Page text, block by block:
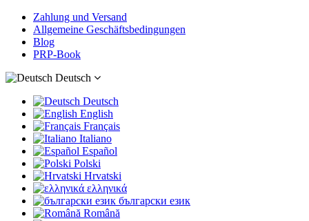
Zahlung und Versand
Allgemeine Geschäftsbedingungen
Blog
PRP-Book
Deutsch
Deutsch
English
Français
Italiano
Español
Polski
Hrvatski
ελληνικά
български език
Română